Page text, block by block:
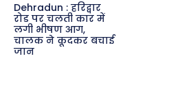
Dehradun : हरिद्वार
रोड पर चलती कार में
लगी भीषण आग,
चालक ने कूदकर बचाई
जान